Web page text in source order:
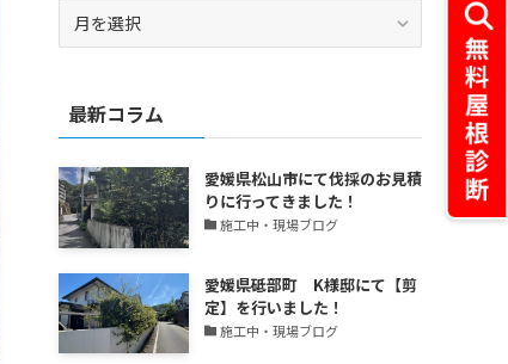
外
装
ト
ピ
ッ
ク
ス
を
更
新
最新コラム
愛媛県松山市にて伐採のお見積
りに行ってきました！
施工中・現場ブログ
愛媛県砥部町 K様邸にて【剪
定】を行いました！
施工中・現場ブログ